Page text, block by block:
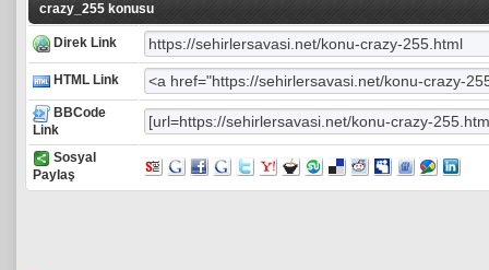
crazy_255 konusu
Direk Link
HTML Link
BBCode
Link
Sosyal
Paylaş